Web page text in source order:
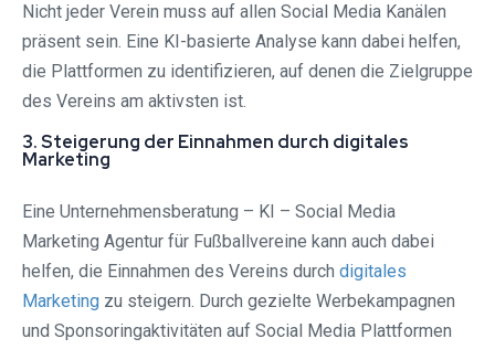
Nicht jeder Verein muss auf allen Social Media Kanälen
präsent sein. Eine KI-basierte Analyse kann dabei helfen,
die Plattformen zu identifizieren, auf denen die Zielgruppe
des Vereins am aktivsten ist.
3. Steigerung der Einnahmen durch digitales
Marketing
Eine Unternehmensberatung – KI – Social Media
Marketing Agentur für Fußballvereine kann auch dabei
helfen, die Einnahmen des Vereins durch digitales
Marketing zu steigern. Durch gezielte Werbekampagnen
und Sponsoringaktivitäten auf Social Media Plattformen